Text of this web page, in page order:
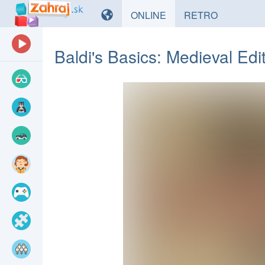
ONLINE HRYRETROHRY
Baldi's Basics: Medieval